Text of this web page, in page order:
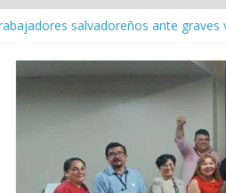
continental y fortalece la unidad
salvadoreños ante graves
Internacional del Trabajo
Sindical en la 113ª
Conferencia Internacional del